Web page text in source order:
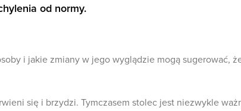
od normy.
i jakie zmiany w jego wyglądzie mogą sugerować,
się i brzydzi. Tymczasem stolec jest niezwykle